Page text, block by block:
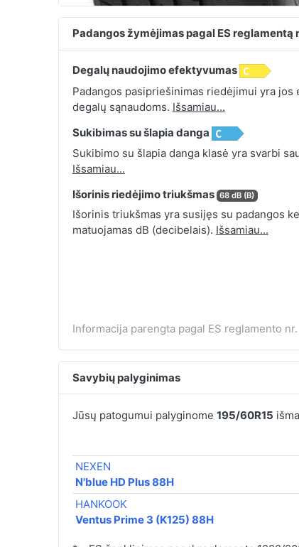
Padangos žymėjimas pagal ES reglamentą
Degalų naudojimo efektyvumas
Padangos pasipriešinimas riedėjimui yra
degalų sąnaudoms. Išsamiau...
Sukibimas su šlapia danga
Sukibimo su šlapia danga klasė yra svarbi
Išsamiau...
Išorinis riedėjimo triukšmas 68 dB (B)
Išorinis triukšmas yra susijęs su padangos
matuojamas dB (decibelais). Išsamiau...
Informacija parengta pagal ES reglamento
Savybių palyginimas
Jūsų patogumui palyginome 195/60R15
NEXEN
N'blue HD Plus 88H
HANKOOK
Ventus Prime 3 (K125) 88H